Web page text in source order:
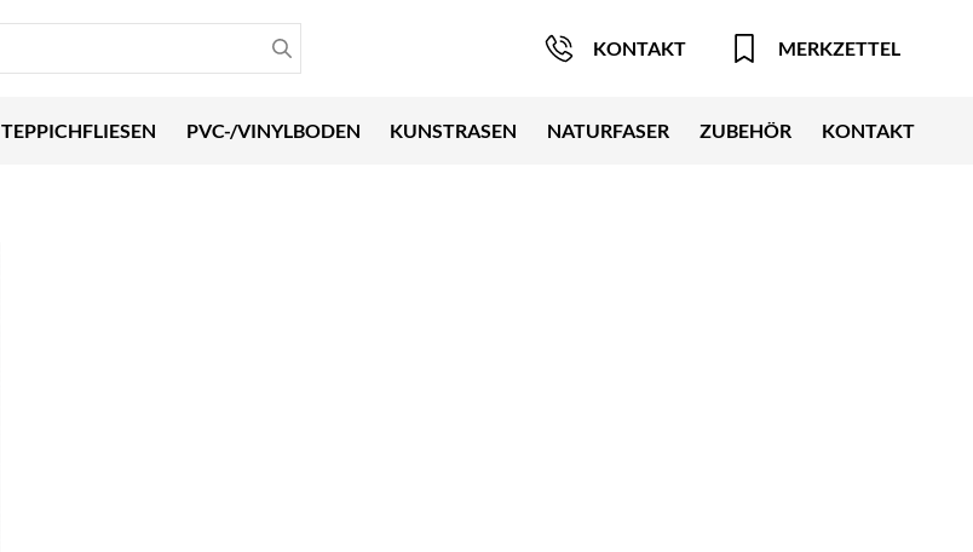
KONTAKT MERKZETTEL
TEPPICHFLIESEN PVC-/VINYLBODEN KUNSTRASEN NATURFASER ZUBEHÖR KONTAKT